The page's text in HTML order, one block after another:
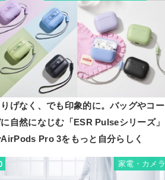
げなく、でも印象的に。バッグやコー
自然になじむ「ESR Pulseシリーズ」
Pro 3をもっと自分らしく
家電・カメラ